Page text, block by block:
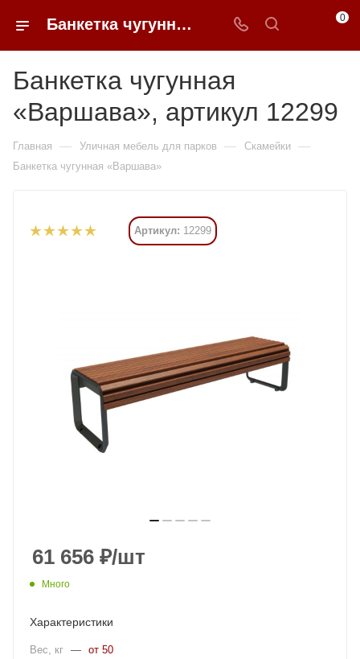
Банкетка чугунная «Варшава» купить в Москве от 29 931 ₽ - 0FFER 0
Банкетка чугунная
«Варшава», артикул 12299
Главная — Уличная мебель для парков — Скамейки —
Банкетка чугунная «Варшава»
Артикул: 12299
61 656 ₽/шт
Много
Характеристики
Вес, кг — от 50